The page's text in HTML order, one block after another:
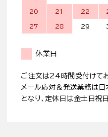
20 21 22
27 28 29
休業日
ご注文は24時間受付けてお
メール応対＆発送業務は
となり、定休日は金土日祝日